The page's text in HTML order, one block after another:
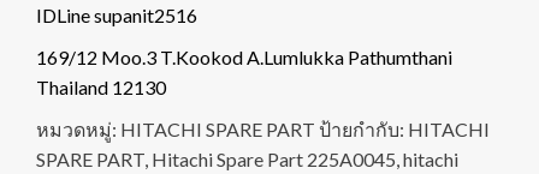
IDLine supanit2516
169/12 Moo.3 T.Kookod A.Lumlukka Pathumthani
Thailand 12130
หมวดหมู่: HITACHI SPARE PART ป้ายกำกับ: HITACHI
SPARE PART Hitachi Spare Part 225A0045 hitachi